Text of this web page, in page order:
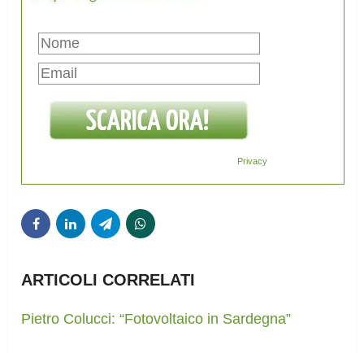
Privacy
ARTICOLI CORRELATI
Pietro Colucci: “Fotovoltaico in Sardegna”